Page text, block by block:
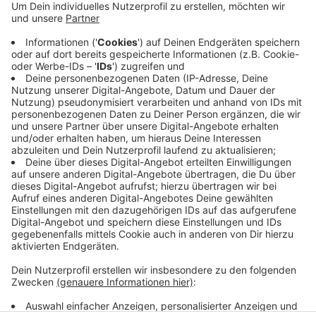
Auf der A4 Richtung Köln zwischen Eschweiler-Ost
und Weisweiler ist es am Freitagmorgen zu einem
schweren Unfall gekommen.
Laut Polizei sind ein Lkw und ein Pkw beteiligt, der
Autofahrer wurde dabei schwer verletzt.
Die Fahrbahn war in Richtung Köln komplett gesperrt.
Am Nachmittag wurde die Autobahn wieder
freigegeben.
Anzeige
Anzeige